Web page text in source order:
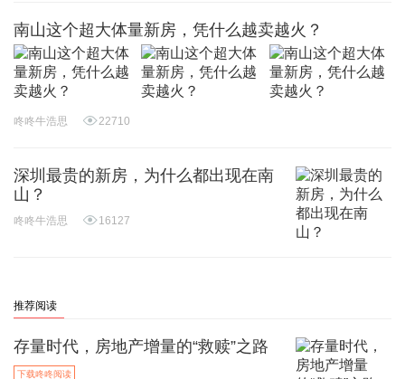
南山这个超大体量新房，凭什么越卖越火？
咚咚牛浩思 22710
深圳最贵的新房，为什么都出现在南
山？
咚咚牛浩思 16127
推荐阅读
存量时代，房地产增量的“救赎”之路
下载咚咚阅读